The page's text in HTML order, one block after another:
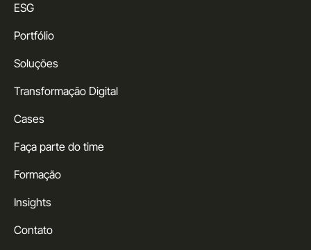
ESG
Portfólio
Soluções
Transformação Digital
Cases
Faça parte do time
Formação
Insights
Contato